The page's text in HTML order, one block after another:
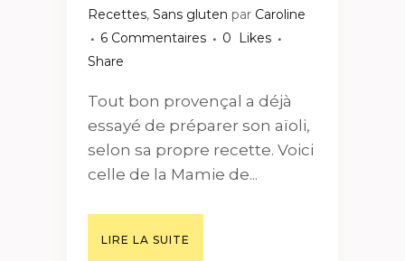
Recettes, Sans gluten par Caroline
6 Commentaires
0
Likes
Share
Tout bon provençal a déjà
essayé de préparer son aïoli,
selon sa propre recette. Voici
celle de la Mamie de...
LIRE LA SUITE